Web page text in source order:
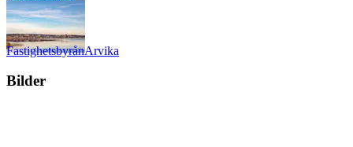
FastighetsbyrånArvika
Bilder